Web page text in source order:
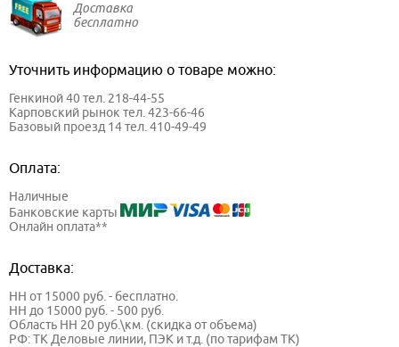
Доставка
бесплатно
Уточнить информацию о товаре можно:
Генкиной 40 тел. 218-44-55
Карповский рынок тел. 423-66-46
Базовый проезд 14 тел. 410-49-49
Оплата:
Наличные
Банковские карты
Онлайн оплата**
Доставка:
НН от 15000 руб. - бесплатно.
НН до 15000 руб. - 500 руб.
Область НН 20 руб.\км. (скидка от объема)
РФ: ТК Деловые линии, ПЭК и т.д. (по тарифам ТК)